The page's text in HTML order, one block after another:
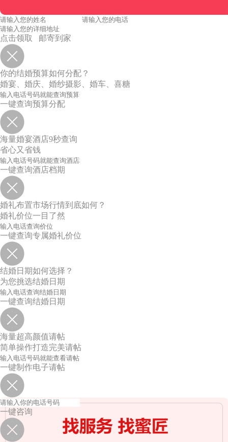
点击领取 邮寄到家
你的结婚预算如何分配？
婚宴、婚庆、婚纱摄影、婚车、喜糖
一键查询预算分配
海量婚宴酒店9秒查询
省心又省钱
一键查询酒店档期
婚礼布置市场行情到底如何？
婚礼价位一目了然
一键查询专属婚礼价位
结婚日期如何选择？
为您挑选结婚日期
一键查询结婚日期
海量超高颜值请帖
简单操作打造完美请帖
一键制作电子请帖
一键咨询